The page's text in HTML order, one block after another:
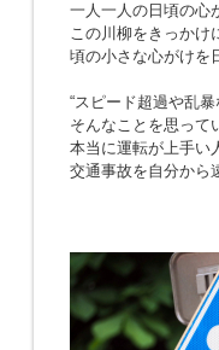
一人一人の日頃の心
この川柳をきっかけ
頃の小さな心がけを
“スピード超過や乱
そんなことを思って
本当に運転が上手い
交通事故を自分から